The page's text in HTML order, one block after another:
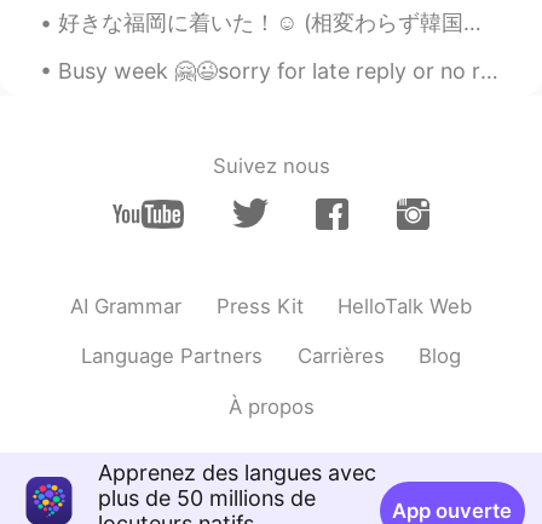
非常感谢😁😊🙏@Mars Chen
Mars Chen 2020.10.06 12:51
2020.10.06 12:49
KR
Mars Chen 2020.10.06 12:48
里。你和我多发语音😁
Sania 사니아
HI KR
好きな福岡に着いた！☺ (相変わらず韓国人が多かった 笑笑) 今回初めて、日本が大好きなのに日本へ戻りたくなかった！😔 理由わからない 😱 考えたら、色々あると思うけどどっちのせいかわからない...
Busy week 🤗😉sorry for late reply or no reply ✌🏻 This week only Korean English practicing on call...
Suivez nous
AI Grammar Press Kit HelloTalk Web
Language Partners Carrières Blog
À propos
Apprenez des langues avec
plus de 50 millions de
App ouverte